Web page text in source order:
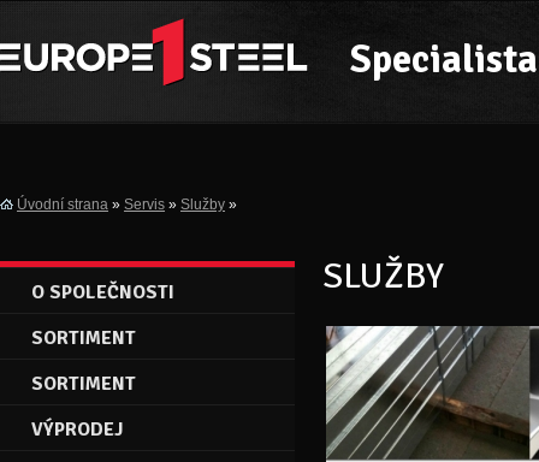
Úvodní strana » Servis » Služby »
O SPOLEČNOSTI
SORTIMENT
SORTIMENT
VÝPRODEJ
SLUŽBY